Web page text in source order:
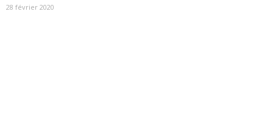
28 février 2020